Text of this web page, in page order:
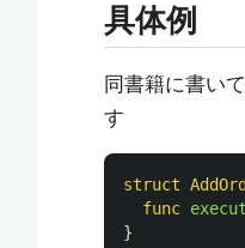
具体例
同書籍に書い
す
struct
func
}